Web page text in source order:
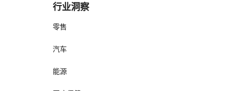
行业洞察
零售
汽车
能源